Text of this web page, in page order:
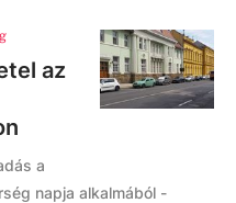
az
a
napja alkalmából -